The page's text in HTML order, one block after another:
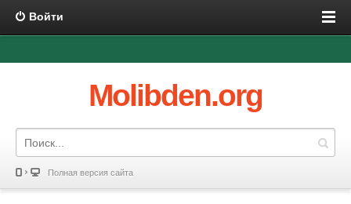
Войти
Molibden.org
Полная версия сайта